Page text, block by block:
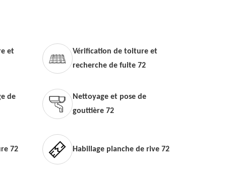
et
Vérification de toiture et
recherche de fuite 72
de
Nettoyage et pose de
gouttière 72
72 Habillage planche de rive 72